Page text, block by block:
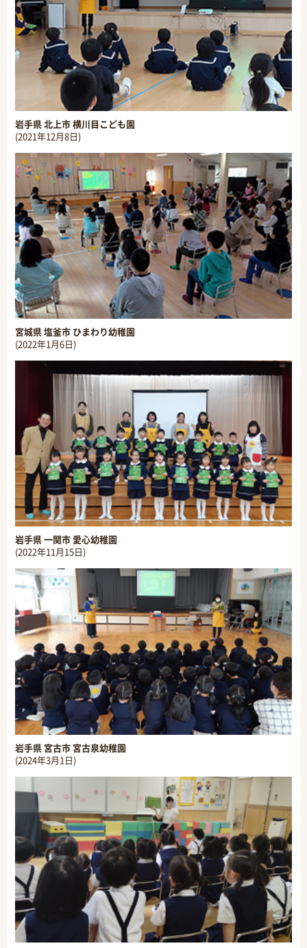
岩手県 北上市 横川目こども園
(2021年12月8日)
宮城県 塩釜市 ひまわり幼稚園
(2022年1月6日)
岩手県 一関市 愛心幼稚園
(2022年11月15日)
岩手県 宮古市 宮古泉幼稚園
(2024年3月1日)